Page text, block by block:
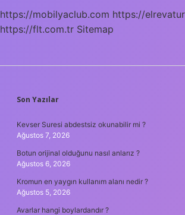
https://mobilyaclub.com https://
https://flt.com.tr Sitemap
SIDEBAR
Son Yazılar
Kevser Suresi abdestsiz okunabilir mi ?
Ağustos 7, 2026
Botun orijinal olduğunu nasıl anlarız ?
Ağustos 6, 2026
Kromun en yaygın kullanım alanı nedir ?
Ağustos 5, 2026
Avarlar hangi boylardandır ?